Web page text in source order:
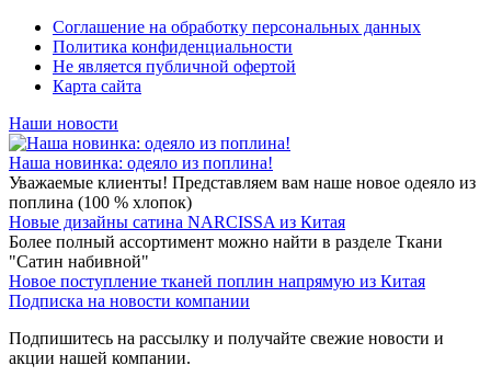
Соглашение на обработку персональных данных
Политика конфиденциальности
Не является публичной офертой
Карта сайта
Наши новости
Наша новинка: одеяло из поплина!
Уважаемые клиенты! Представляем вам наше новое одеяло из
поплина (100 % хлопок)
Новые дизайны сатина NARCISSA из Китая
Более полный ассортимент можно найти в разделе Ткани
"Сатин набивной"
Новое поступление тканей поплин напрямую из Китая
Подписка на новости компании
Подпишитесь на рассылку и получайте свежие новости и
акции нашей компании.